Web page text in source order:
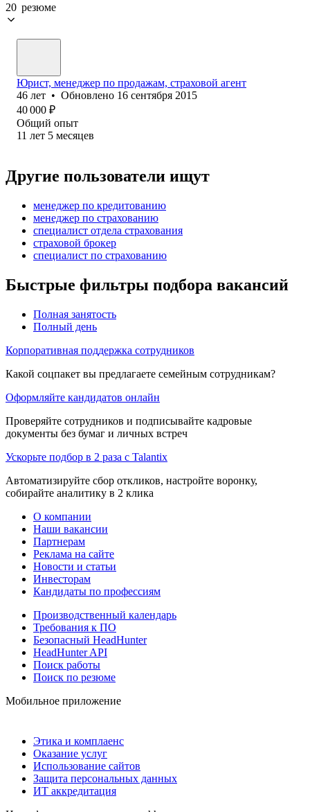
20 резюме
Юрист, менеджер по продажам, страховой агент
46 лет • Обновлено 16 сентября 2015
40 000 ₽
Общий опыт
11 лет 5 месяцев
Другие пользователи ищут
менеджер по кредитованию
менеджер по страхованию
специалист отдела страхования
страховой брокер
специалист по страхованию
Быстрые фильтры подбора вакансий
Полная занятость
Полный день
Корпоративная поддержка сотрудников
Какой соцпакет вы предлагаете семейным сотрудникам?
Оформляйте кандидатов онлайн
Проверяйте сотрудников и подписывайте кадровые
документы без бумаг и личных встреч
Ускорьте подбор в 2 раза с Talantix
Автоматизируйте сбор откликов, настройте воронку,
собирайте аналитику в 2 клика
О компании
Наши вакансии
Партнерам
Реклама на сайте
Новости и статьи
Инвесторам
Кандидаты по профессиям
Производственный календарь
Требования к ПО
Безопасный HeadHunter
HeadHunter API
Поиск работы
Поиск по резюме
Мобильное приложение
Этика и комплаенс
Оказание услуг
Использование сайтов
Защита персональных данных
ИТ аккредитация